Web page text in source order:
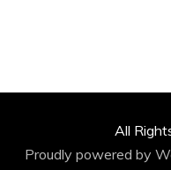
All
Proudly powered by